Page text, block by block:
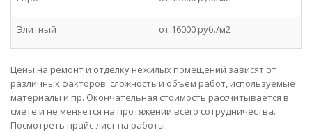
Элитный от 16000 руб./м2
Цены на ремонт и отделку нежилых помещений зависят от
различных факторов: сложность и объем работ, используемые
материалы и пр. Окончательная стоимость рассчитывается в
смете и не меняется на протяжении всего сотрудничества.
Посмотреть прайс-лист на работы.